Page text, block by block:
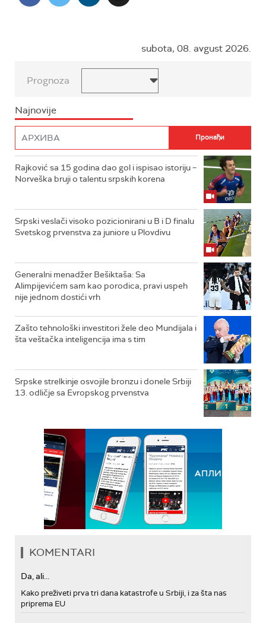
subota, 08. avgust 2026.
Prognoza
Najnovije
Rajković sa 15 godina dao gol i ispisao istoriju –
Norveška bruji o talentu srpskih korena
Srpski veslači visoko pozicionirani u B i D finalu
Svetskog prvenstva za juniore u Plovdivu
Generalni menadžer Bešiktaša: Sa
Alimpijevićem sam kao porodica, pravi uspeh
nije jednom dostići vrh
Zašto tehnološki investitori žele deo Mundijala i
šta veštačka inteligencija ima s tim
Srpske strelkinje osvojile bronzu i donele Srbiji
13. odličje sa Evropskog prvenstva
KOMENTARI
Da, ali...
Kako preživeti prva tri dana katastrofe u Srbiji, i za šta nas
priprema EU